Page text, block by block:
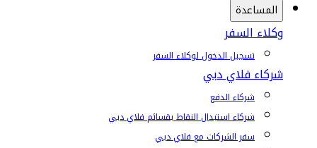
المساعدة
وكلاء السفر
تسجيل الدخول لوكلاء السفر
شركاء فلاي دبي
شركاء الدفع
شركاء استبدال النقاط بقسائم فلاي دبي
سفر الشركات مع فلاي دبي